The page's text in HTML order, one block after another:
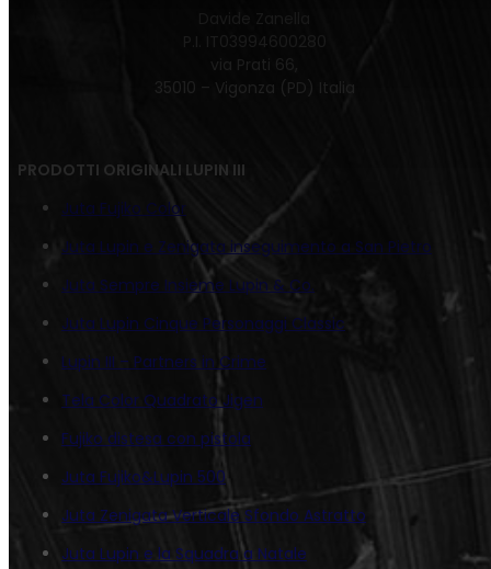
P.I. IT03994600280
via Prati 66,
35010 – Vigonza (PD) Italia
PRODOTTI ORIGINALI LUPIN III
Juta Fujiko Color
Juta Lupin e Zenigata inseguimento a San Pietro
Juta Sempre Insieme Lupin & Co.
Juta Lupin Cinque Personaggi Classic
Lupin III – Partners in Crime
Tela Color Quadrato Jigen
Fujiko distesa con pistola
Juta Fujiko&Lupin 500
Juta Zenigata Verticale Sfondo Astratto
Juta Lupin e la Squadra a Natale